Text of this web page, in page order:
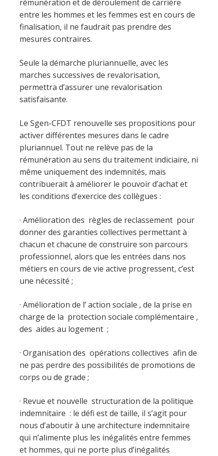
rémunération et de déroulement de carrière
entre les hommes et les femmes est en cours de
finalisation, il ne faudrait pas prendre des
mesures contraires.
Seule la démarche pluriannuelle, avec les
marches successives de revalorisation,
permettra d’assurer une revalorisation
satisfaisante.
Le Sgen-CFDT renouvelle ses propositions pour
activer différentes mesures dans le cadre
pluriannuel. Tout ne relève pas de la
rémunération au sens du traitement indiciaire, ni
même uniquement des indemnités, mais
contribuerait à améliorer le pouvoir d’achat et
les conditions d’exercice des collègues :
· Amélioration des règles de reclassement pour
donner des garanties collectives permettant à
chacun et chacune de construire son parcours
professionnel, alors que les entrées dans nos
métiers en cours de vie active progressent, c’est
une nécessité ;
· Amélioration de l’ action sociale , de la prise en
charge de la protection sociale complémentaire ,
des aides au logement ;
· Organisation des opérations collectives afin de
ne pas perdre des possibilités de promotions de
corps ou de grade ;
· Revue et nouvelle structuration de la politique
indemnitaire : le défi est de taille, il s’agit pour
nous d’aboutir à une architecture indemnitaire
qui n’alimente plus les inégalités entre femmes
et hommes, qui ne porte plus d’inégalités